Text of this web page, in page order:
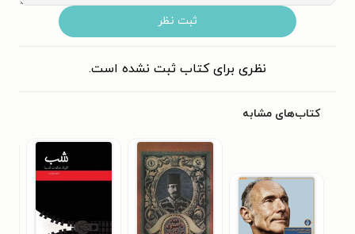
ثبت نظر
نظری برای کتاب ثبت نشده است.
کتاب‌های مشابه